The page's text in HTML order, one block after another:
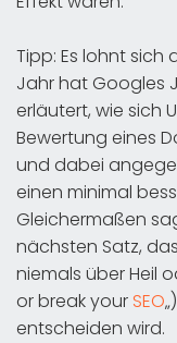
Tipp: Es lohnt sich
Jahr hat Googles
erläutert, wie sich
Bewertung eines
und dabei
einen minimal
Gleichermaßen
nächsten Satz,
niemals über Heil
or break your SEO
entscheiden wird.